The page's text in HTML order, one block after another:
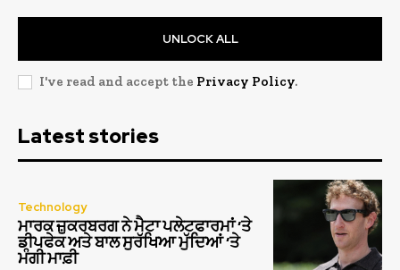
UNLOCK ALL
I've read and accept the Privacy Policy.
Latest stories
Technology
ਮਾਰਕ ਜ਼ੁਕਰਬਰਗ ਨੇ ਮੈਟਾ ਪਲੇਟਫਾਰਮਾਂ ‘ਤੇ
ਡੀਪਫੇਕ ਅਤੇ ਬਾਲ ਸੁਰੱਖਿਆ ਮੁੱਦਿਆਂ ‘ਤੇ
ਮੰਗੀ ਮਾਫ਼ੀ